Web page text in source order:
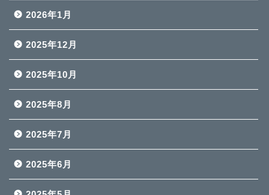
2026年1月
2025年12月
2025年10月
2025年8月
2025年7月
2025年6月